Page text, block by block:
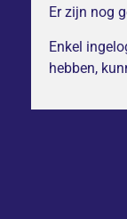
Er zijn nog
Enkel
hebben,